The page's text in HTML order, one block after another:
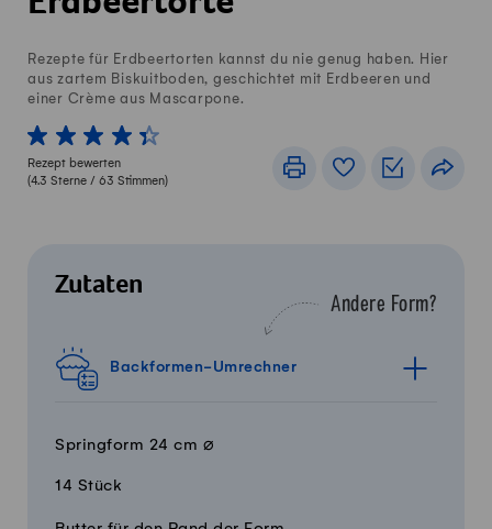
Rezepte für Erdbeertorten kannst du nie genug haben. Hier
aus zartem Biskuitboden, geschichtet mit Erdbeeren und
einer Crème aus Mascarpone.
1 von 5 Sterne
2 von 5 Sterne
3 von 5 Sterne
4 von 5 Sterne
5 von 5 Sterne
Rezept bewerten
(4.3 Sterne / 63 Stimmen)
DruckenRezeptbuch
Zutaten
Andere Form?
Backformen-Umrechner
Springform 24 cm ⌀
14 Stück